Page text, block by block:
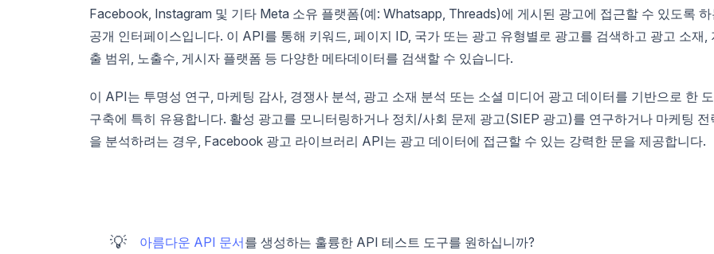
Facebook, Instagram 및 기타 Meta 소유 플랫폼(예: Whatsapp, Threads)에 게시된 광고에 접근할 수 있도록
공개 인터페이스입니다. 이 API를 통해 키워드, 페이지 ID, 국가 또는 광고 유형별로 광고를 검색하고 광고 소재,
출 범위, 노출수, 게시자 플랫폼 등 다양한 메타데이터를 검색할 수 있습니다.
이 API는 투명성 연구, 마케팅 감사, 경쟁사 분석, 광고 소재 분석 또는 소셜 미디어 광고 데이터를 기반으로 한
구축에 특히 유용합니다. 활성 광고를 모니터링하거나 정치/사회 문제 광고(SIEP 광고)를 연구하거나 마케팅 전
을 분석하려는 경우, Facebook 광고 라이브러리 API는 광고 데이터에 접근할 수 있는 강력한 문을 제공합니다.
💡 아름다운 API 문서를 생성하는 훌륭한 API 테스트 도구를 원하십니까?